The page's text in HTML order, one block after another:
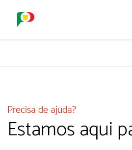
Precisa de ajuda?
Estamos aqui